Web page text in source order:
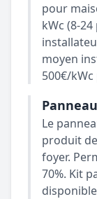
pour
kWc (8-
moyen
500€/
Le
produit
foyer.
70%. Kit